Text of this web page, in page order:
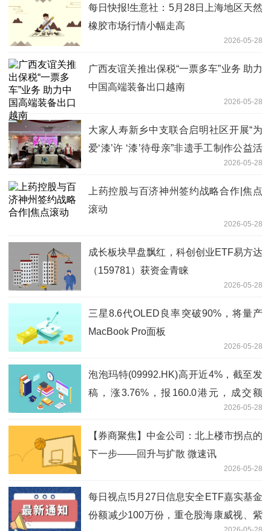
每日快报!生意社：5月28日上海地区天然
橡胶市场行情小幅走高
2026-05-28
广西友谊关推出保税“一票多车”业务 助力
中国高端装备出口越南
2026-05-28
大家人寿新乡中支联合启明社区开展“为
爱‘漆’许 ‘漆’待母亲”非遗手工制作公益活
2026-05-28
上药控股与百济神州签约战略合作|焦点
滚动
2026-05-28
成长板块早盘飘红，科创创业ETF易方达
（159781）获资金青睐
2026-05-28
三星8.6代OLED良率突破90%，将量产
MacBook Pro面板
2026-05-28
泡泡玛特(09992.HK)高开近4%，截至发
稿，涨3.76%，报160.0港元，成交额
2026-05-28
【券商聚焦】中金公司：北上楼市拐点的
下一步——回升与扩散 微速讯
2026-05-28
每日视点!5月27日信息安全ETF嘉实基金
份额减少100万份，重仓股海康威视、紫